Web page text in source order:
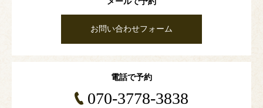
お問い合わせフォーム
電話で予約
070-3778-3838